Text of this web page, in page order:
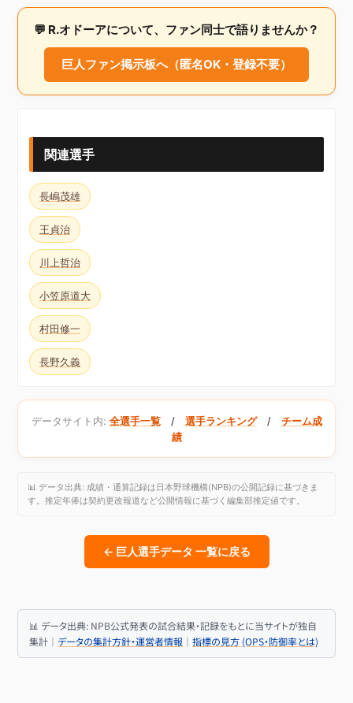
💬 R.オドーアについて、ファン同士で語りませんか？
巨人ファン掲示板へ（匿名OK・登録不要）
関連選手
長嶋茂雄
王貞治
川上哲治
小笠原道大
村田修一
長野久義
データサイト内: 全選手一覧/ 選手ランキング/ チーム成
績
📊 データ出典: 成績・通算記録は日本野球機構(NPB)の公開記録に基づきま
す。推定年俸は契約更改報道など公開情報に基づく編集部推定値です。
← 巨人選手データ 一覧に戻る
📊 データ出典: NPB公式発表の試合結果・記録をもとに当サイトが独自
集計｜ データの集計方針・運営者情報 ｜ 指標の見方 (OPS・防御率とは)